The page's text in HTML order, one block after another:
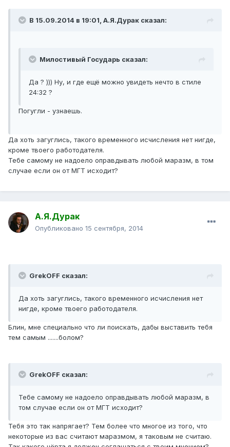
В 15.09.2014 в 19:01, А.Я.Дурак сказал:
Милостивый Государь сказал:
Да ? ))) Ну, и где ещё можно увидеть нечто в стиле
24:32 ?
Погугли - узнаешь.
Да хоть загуглись, такого временного исчисления нет нигде,
кроме твоего работодателя.
Тебе самому не надоело оправдывать любой маразм, в том
случае если он от МГТ исходит?
А.Я.Дурак
Опубликовано 15 сентября, 2014
GrekOFF сказал:
Да хоть загуглись, такого временного исчисления нет
нигде, кроме твоего работодателя.
Блин, мне специально что ли поискать, дабы выставить тебя
тем самым .......болом?
GrekOFF сказал:
Тебе самому не надоело оправдывать любой маразм, в
том случае если он от МГТ исходит?
Тебя это так напрягает? Тем более что многое из того, что
некоторые из вас считают маразмом, я таковым не считаю.